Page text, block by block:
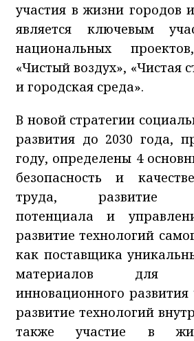
участия в жизни городов
является ключевым
национальных
«Чистый воздух», «Чистая
и городская среда».
В новой стратегии
развития до 2030 года,
году, определены 4
безопасность и
труда, развитие
потенциала и
развитие технологий
как поставщика
материалов для
инновационного развития
развитие технологий
также участие в